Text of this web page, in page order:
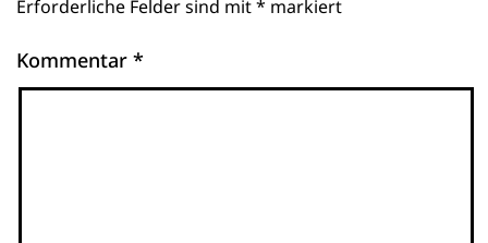
Erforderliche Felder sind mit* markiert
Kommentar *